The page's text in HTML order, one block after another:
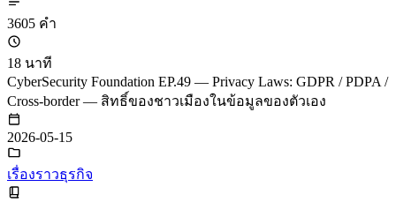
3605 คำ
18 นาที
CyberSecurity Foundation EP.49 — Privacy Laws: GDPR / PDPA /
Cross-border — สิทธิ์ของชาวเมืองในข้อมูลของตัวเอง
2026-05-15
เรื่องราวธุรกิจ